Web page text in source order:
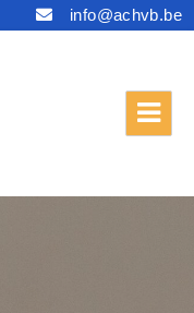
info@achvb.be